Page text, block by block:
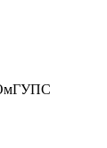
ОмГУПС